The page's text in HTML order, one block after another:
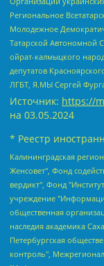
Региональное
Молодежное
Татарской Автономной
ойрат-калмыцкого
депутатов
ЛГБТ, Я.МЫ Сергей
Источник: https://
на 03.05.2024
* Реестр
Калининградская региональная общественная организация "Экозащита!-Женсовет", Фонд содействия защите прав и свобод граждан "Общественный вердикт", Фонд "Институт Развития Свободы Информации", Частное учреждение "Информационное агентство МЕМО. РУ", Региональная общественная организация "Общественная комиссия по сохранению наследия академика Сахарова", Фонд поддержки свободы прессы, Санкт-Петербургская общественная правозащитная организация "Гражданский контроль", Межрегиональная общественная организация "Информационно-просветительский центр "Мемориал", Региональный Фонд "Центр Защиты Прав Средств Массовой Информации", с 05.12.2023 Фонд "Центр Защиты Прав Средств массовой информации", Региональная общественная благотворительная организация помощи беженцам и мигрантам "Гражданское содействие", Негосударственное образовательное учреждение дополнительного профессионального образования (повышение квалификации) специалистов "АКАДЕМИЯ ПО ПРАВАМ ЧЕЛОВЕКА", Свердловская региональная общественная организация "Сутяжник", Автономная некоммерческая организация "Центр независимых социологических исследований", Союз общественных объединений "Российский исследовательский центр по правам человека", Региональное общественное учреждение научно-информационный центр "МЕМОРИАЛ", Некоммерческая организация "Фонд защиты гласности", Автономная некоммерческая организация "Институт прав человека", Городская общественная организация "Екатеринбургское общество "МЕМОРИАЛ", Городская общественная организация "Рязанское историко-просветительское и правозащитное общество "Мемориал" (Рязанский Мемориал), Челябинский региональный орган общественной самодеятельности – женское общественное объединение "Женщины Евразии", Челябинский региональный орган общественной самодеятельности "Уральская правозащитная группа", Фонд содействия защите здоровья и социальной справедливости имени Андрея Рылькова, Автономная Некоммерческая Организация "Аналитический Центр Юрия Левады", Автономная некоммерческая организация социальной поддержки населения "Проект Апрель", Региональная общественная организация помощи женщинам и детям, находящимся в кризисной ситуации "Информационно-методический центр "Анна", Фонд содействия развитию массовых коммуникаций и правовому просвещению "Так-так-Так", Фонд содействия устойчивому развитию "Серебряная тайга", Свердловский региональный общественный фонд социальных проектов "Новое время", "Idel.Реалии", Кавказ.Реалии, Крым.Реалии, Телеканал Настоящее Время, Татаро-башкирская служба Радио Свобода (Azatliq Radiosi), Радио Свободная Европа/Радио Свобода (PCE/PC), "Сибирь.Реалии", "Фактограф", Благотворительный фонд помощи осужденным и их семьям, Автономная некоммерческая организация "Институт глобализации и социальных движений", Фонд "В защиту прав заключенных", Частное учреждение "Центр поддержки и содействия развитию средств массовой информации", Пензенский региональный общественный благотворительный фонд "Гражданский союз", "Север.Реалии", Некоммерческая организация Фонд "Правовая инициатива", Общество с ограниченной ответственностью "Радио Свободная Европа/Радио Свобода", Чешское информационное агентство "MEDIUM-ORIENT", Красноярская региональная общественная организация "Мы против СПИДа", Камалягин